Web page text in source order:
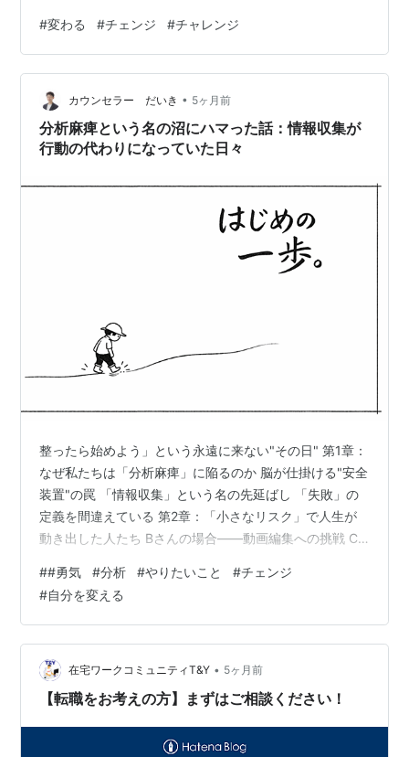
のかな～って思っています 相手や環境を変えるのって 難
しいというか 特に相手は変わりませんし 変えることはで
きないに等しいですよね だったら 自分が変わっちゃえば
いい！ そう 自分が変われば景色は変わるんだ！ そう信
じて 今日も頑張…
#変わる #チェンジ #チャレンジ
カウンセラー だいき • 5ヶ月前
分析麻痺という名の沼にハマった話：情報収集が
行動の代わりになっていた日々
整ったら始めよう」という永遠に来ない"その日" 第1章：
なぜ私たちは「分析麻痺」に陥るのか 脳が仕掛ける"安全
装置"の罠 「情報収集」という名の先延ばし 「失敗」の
定義を間違えている 第2章：「小さなリスク」で人生が
動き出した人たち Bさんの場合——動画編集への挑戦 C
外の"偶然の力" 第3章：恐怖を味方につける具体的な方法
アドバイス1：「五分だけルール」を試す アドバイス2：
「最悪のシナリオ」を具体的に書き出す アドバイス3：
「仲間」を先に見つける おわりに 整ったら始めよう」と
いう永遠に来ない"その日" 「いつかやろう」と思ってい
ること…
##勇気 #分析 #やりたいこと #チェンジ
#自分を変える
在宅ワークコミュニティT&Y • 5ヶ月前
【転職をお考えの方】まずはご相談ください！